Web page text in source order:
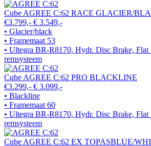
Cube AGREE C:62 RACE GLACIER/
€3.799,- € 3.549,-
• Glacier/black
• Framemaat 53
• Ultegra BR-R8170, Hydr. Disc Brake,
remsysteem
Cube AGREE C:62 PRO BLACKLINE
€3.299,- € 3.099,-
• Blackline
• Framemaat 60
• Ultegra BR-R8170, Hydr. Disc Brake,
remsysteem
Cube AGREE C:62 EX TOPASBLUE/